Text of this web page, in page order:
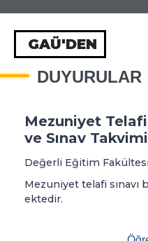
GAÜ'DEN
DUYURULAR
Mezuniyet Telafi
ve Sınav Takvimi
Değerli Eğitim
Mezuniyet telafi sınavı
ektedir.